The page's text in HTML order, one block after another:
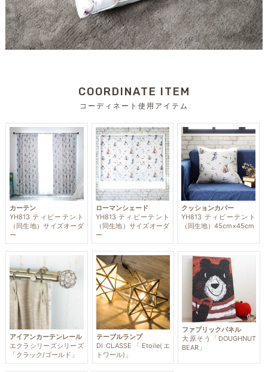
COORDINATE ITEM
コーディネート使用アイテム
カーテン
YH813 ティピーテント
（同生地）サイズオーダ
ー
ローマンシェード
YH813 ティピーテント
（同生地）サイズオーダ
ー
クッションカバー
YH813 ティピーテント
（同生地）45cm×45cm
アイアンカーテンレール
エクラシリーズシリーズ
「クラック/ゴールド」
テーブルランプ
DI CLASSE「Etoile(エ
トワール)」
ファブリックパネル
大原そう「DOUGHNUT
BEAR」